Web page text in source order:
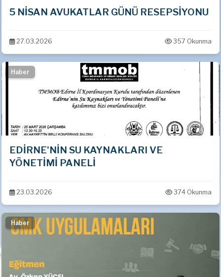
5 NİSAN AVUKATLAR GÜNÜ RESEPSİYONU
27.03.2026 357 Okunma
Haber
EDİRNE'NİN SU KAYNAKLARI VE
YÖNETİMİ PANELİ
23.03.2026 374 Okunma
Haber